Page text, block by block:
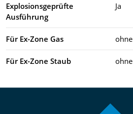
Explosionsgeprüfte
Ausführung
Ja
Für Ex-Zone Gas ohne
Für Ex-Zone Staub ohne